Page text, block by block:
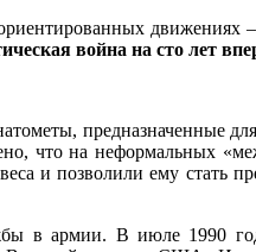
движениях
война на сто лет
предназначенные
что на неформальных
и позволили ему стать
в армии. В июле 1990